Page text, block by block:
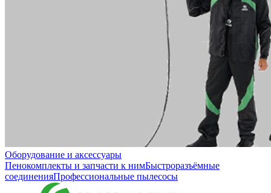
Оборудование и аксессуары
Пенокомплекты и запчасти к нимБыстроразъёмные
соединенияПрофессиональные пылесосы